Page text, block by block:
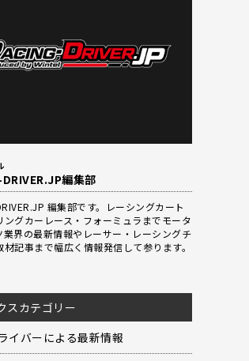
編集部
編集部です。レーシングカート
ングカーレース・フォーミュラまでモータ
業界の最新情報やレーサー・レーシングチ
材記事まで幅広く情報発信して参ります。
スカテゴリー
イバーによる最新情報